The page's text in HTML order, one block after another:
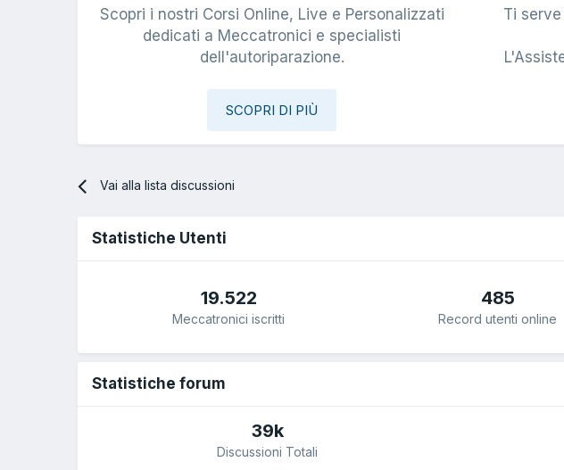
Scopri i nostri Corsi Online, Live e Personalizzati
dedicati a Meccatronici e specialisti
dell'autoriparazione.
SCOPRI DI PIÙ
Ti
Vai alla lista discussioni
Statistiche Utenti
19.522
Meccatronici iscritti
485
Record utenti online
Statistiche forum
39k
Discussioni Totali